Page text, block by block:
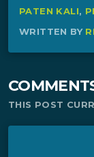
PATEN KALI,
WRITTEN BY
THIS POST